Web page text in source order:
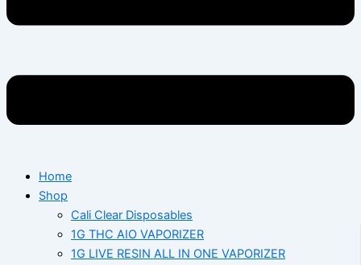
Home
Shop
Cali Clear Disposables
1G THC AIO VAPORIZER
1G LIVE RESIN ALL IN ONE VAPORIZER